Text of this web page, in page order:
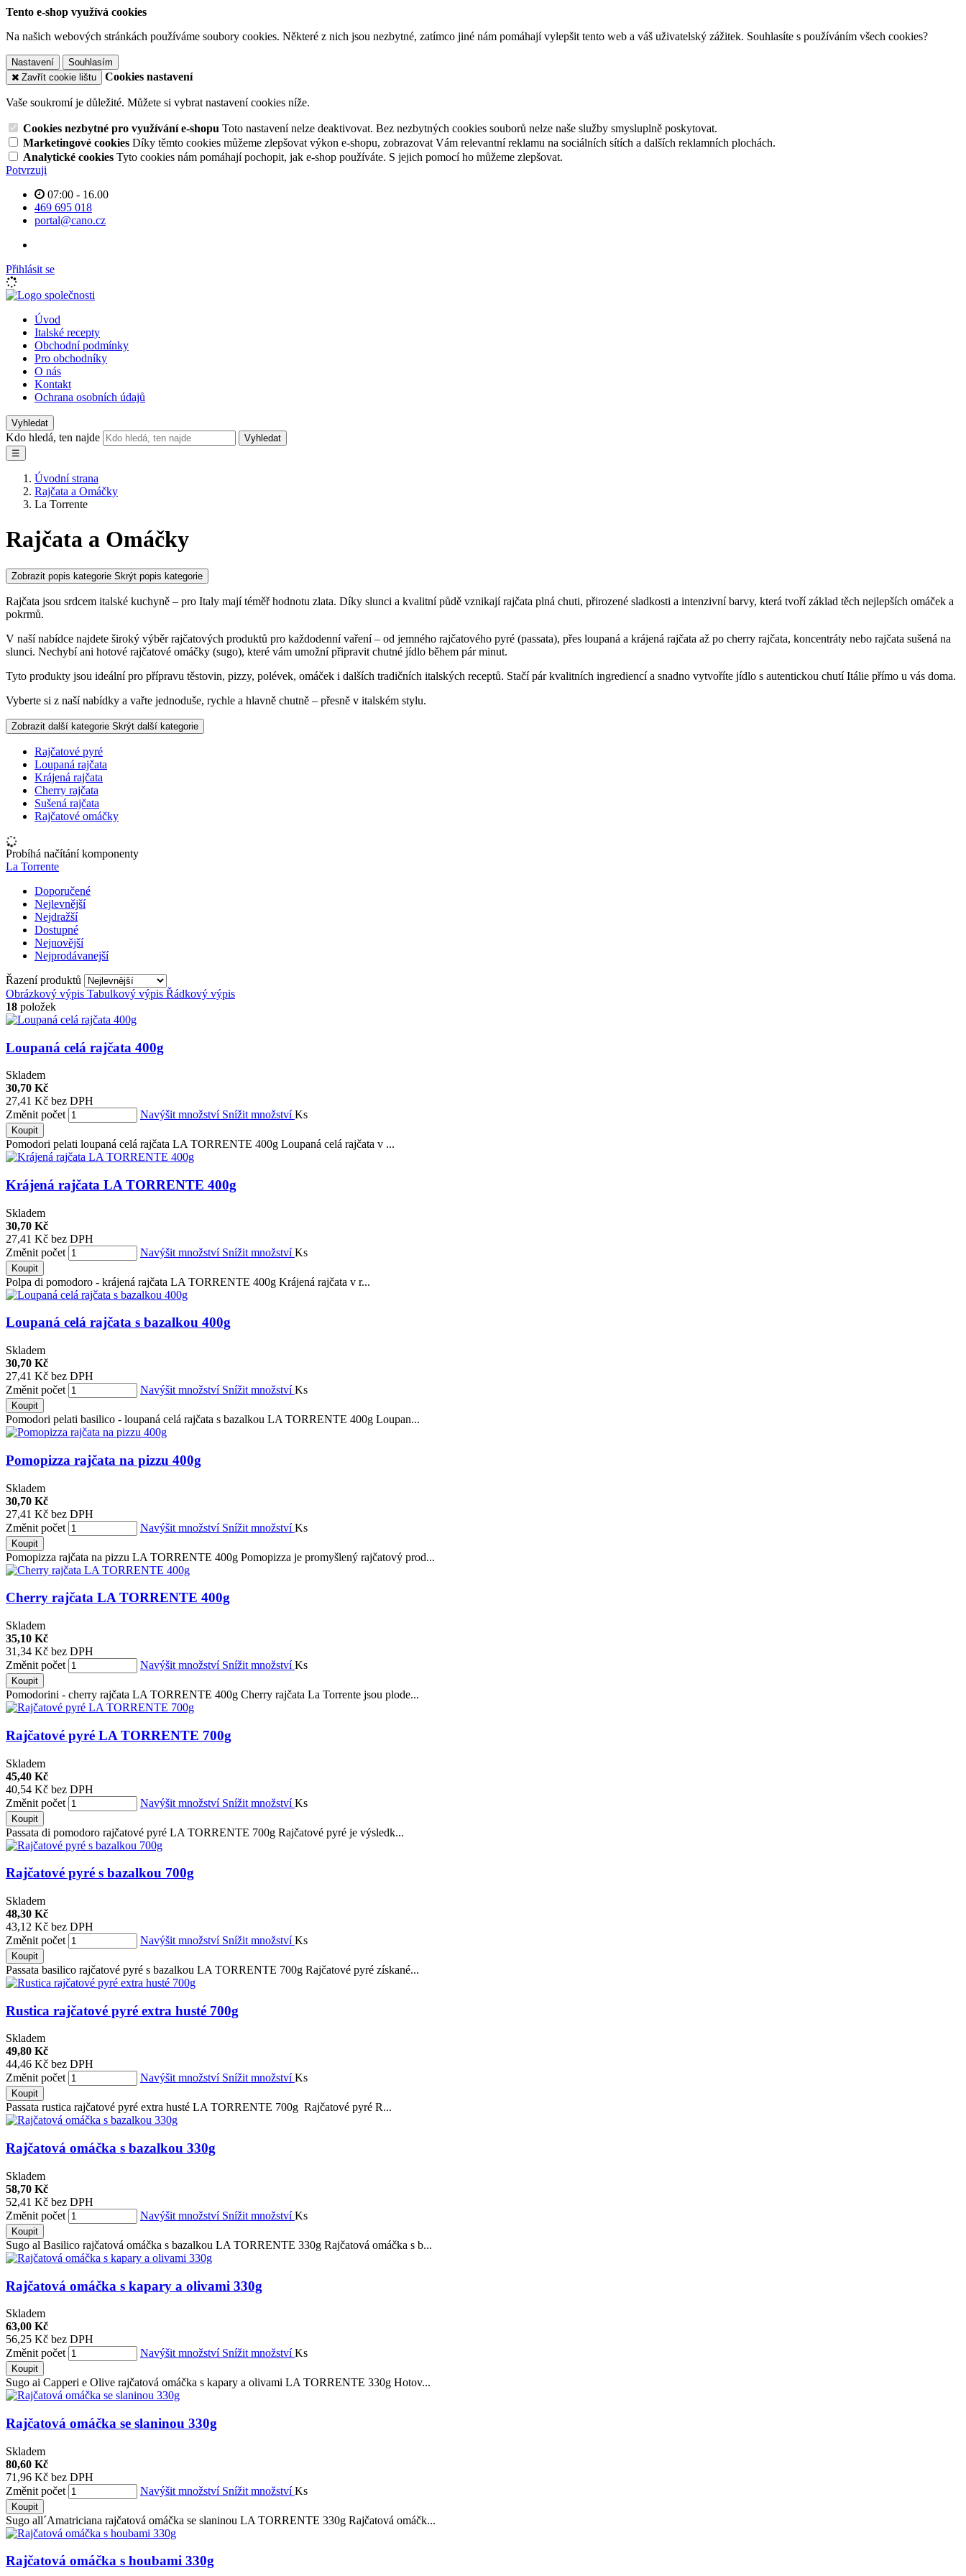
Tento e-shop využívá cookies
Na našich webových stránkách používáme soubory cookies. Některé z nich jsou nezbytné, zatímco jiné nám pomáhají vylepšit tento web a váš uživatelský zážitek. Souhlasíte s používáním všech cookies?
Nastavení
Souhlasím
Zavřít cookie lištu
Cookies nastavení
Vaše soukromí je důležité. Můžete si vybrat nastavení cookies níže.
Cookies nezbytné pro využívání e-shopu Toto nastavení nelze deaktivovat. Bez nezbytných cookies souborů nelze naše služby smysluplně poskytovat.
Marketingové cookies Díky těmto cookies můžeme zlepšovat výkon e-shopu, zobrazovat Vám relevantní reklamu na sociálních sítích a dalších reklamních plochách.
Analytické cookies Tyto cookies nám pomáhají pochopit, jak e-shop používáte. S jejich pomocí ho můžeme zlepšovat.
Potvrzuji
07:00 - 16.00
469 695 018
portal@cano.cz
Přihlásit se
Úvod
Italské recepty
Obchodní podmínky
Pro obchodníky
O nás
Kontakt
Ochrana osobních údajů
Vyhledat
Kdo hledá, ten najde
Vyhledat
☰
Úvodní strana
Rajčata a Omáčky
La Torrente
Rajčata a Omáčky
Zobrazit popis kategorie Skrýt popis kategorie
Rajčata jsou srdcem italské kuchyně – pro Italy mají téměř hodnotu zlata. Díky slunci a kvalitní půdě vznikají rajčata plná chuti, přirozené sladkosti a intenzivní barvy, která tvoří základ těch nejlepších omáček a
pokrmů.
V naší nabídce najdete široký výběr rajčatových produktů pro každodenní vaření – od jemného rajčatového pyré (passata), přes loupaná a krájená rajčata až po cherry rajčata, koncentráty nebo rajčata sušená na
slunci. Nechybí ani hotové rajčatové omáčky (sugo), které vám umožní připravit chutné jídlo během pár minut.
Tyto produkty jsou ideální pro přípravu těstovin, pizzy, polévek, omáček i dalších tradičních italských receptů. Stačí pár kvalitních ingrediencí a snadno vytvoříte jídlo s autentickou chutí Itálie přímo u vás doma.
Vyberte si z naší nabídky a vařte jednoduše, rychle a hlavně chutně – přesně v italském stylu.
Zobrazit další kategorie Skrýt další kategorie
Rajčatové pyré
Loupaná rajčata
Krájená rajčata
Cherry rajčata
Sušená rajčata
Rajčatové omáčky
Probíhá načítání komponenty
La Torrente
Doporučené
Nejlevnější
Nejdražší
Dostupné
Nejnovější
Nejprodávanejší
Řazení produktů
Obrázkový výpis Tabulkový výpis Řádkový výpis
18 položek
Loupaná celá rajčata 400g
Skladem
30,70 Kč
27,41 Kč bez DPH
Změnit počet
Navýšit množství Snížit množstvíKs
Koupit
Pomodori pelati loupaná celá rajčata LA TORRENTE 400g Loupaná celá rajčata v ...
Krájená rajčata LA TORRENTE 400g
Skladem
30,70 Kč
27,41 Kč bez DPH
Změnit počet
Navýšit množství Snížit množstvíKs
Koupit
Polpa di pomodoro - krájená rajčata LA TORRENTE 400g Krájená rajčata v r...
Loupaná celá rajčata s bazalkou 400g
Skladem
30,70 Kč
27,41 Kč bez DPH
Změnit počet
Navýšit množství Snížit množstvíKs
Koupit
Pomodori pelati basilico - loupaná celá rajčata s bazalkou LA TORRENTE 400g Loupan...
Pomopizza rajčata na pizzu 400g
Skladem
30,70 Kč
27,41 Kč bez DPH
Změnit počet
Navýšit množství Snížit množstvíKs
Koupit
Pomopizza rajčata na pizzu LA TORRENTE 400g Pomopizza je promyšlený rajčatový prod...
Cherry rajčata LA TORRENTE 400g
Skladem
35,10 Kč
31,34 Kč bez DPH
Změnit počet
Navýšit množství Snížit množstvíKs
Koupit
Pomodorini - cherry rajčata LA TORRENTE 400g Cherry rajčata La Torrente jsou plode...
Rajčatové pyré LA TORRENTE 700g
Skladem
45,40 Kč
40,54 Kč bez DPH
Změnit počet
Navýšit množství Snížit množstvíKs
Koupit
Passata di pomodoro rajčatové pyré LA TORRENTE 700g Rajčatové pyré je výsledk...
Rajčatové pyré s bazalkou 700g
Skladem
48,30 Kč
43,12 Kč bez DPH
Změnit počet
Navýšit množství Snížit množstvíKs
Koupit
Passata basilico rajčatové pyré s bazalkou LA TORRENTE 700g Rajčatové pyré získané...
Rustica rajčatové pyré extra husté 700g
Skladem
49,80 Kč
44,46 Kč bez DPH
Změnit počet
Navýšit množství Snížit množstvíKs
Koupit
Passata rustica rajčatové pyré extra husté LA TORRENTE 700g Rajčatové pyré R...
Rajčatová omáčka s bazalkou 330g
Skladem
58,70 Kč
52,41 Kč bez DPH
Změnit počet
Navýšit množství Snížit množstvíKs
Koupit
Sugo al Basilico rajčatová omáčka s bazalkou LA TORRENTE 330g Rajčatová omáčka s b...
Rajčatová omáčka s kapary a olivami 330g
Skladem
63,00 Kč
56,25 Kč bez DPH
Změnit počet
Navýšit množství Snížit množstvíKs
Koupit
Sugo ai Capperi e Olive rajčatová omáčka s kapary a olivami LA TORRENTE 330g Hotov...
Rajčatová omáčka se slaninou 330g
Skladem
80,60 Kč
71,96 Kč bez DPH
Změnit počet
Navýšit množství Snížit množstvíKs
Koupit
Sugo all´Amatriciana rajčatová omáčka se slaninou LA TORRENTE 330g Rajčatová omáčk...
Rajčatová omáčka s houbami 330g